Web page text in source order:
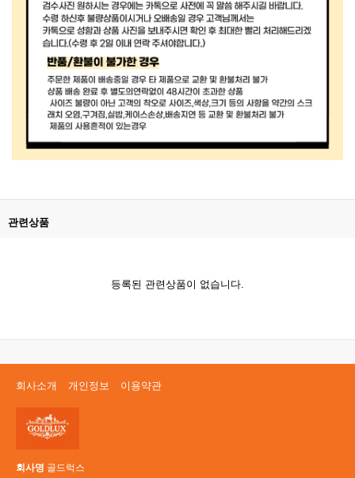
관련상품
등록된 관련상품이 없습니다.
회사소개 개인정보 이용약관
회사명 골드럭스